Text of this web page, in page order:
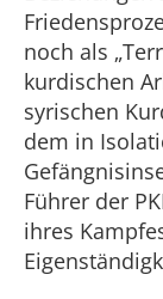
noch als
kurdischen
syrischen
dem in
Führer der
ihres